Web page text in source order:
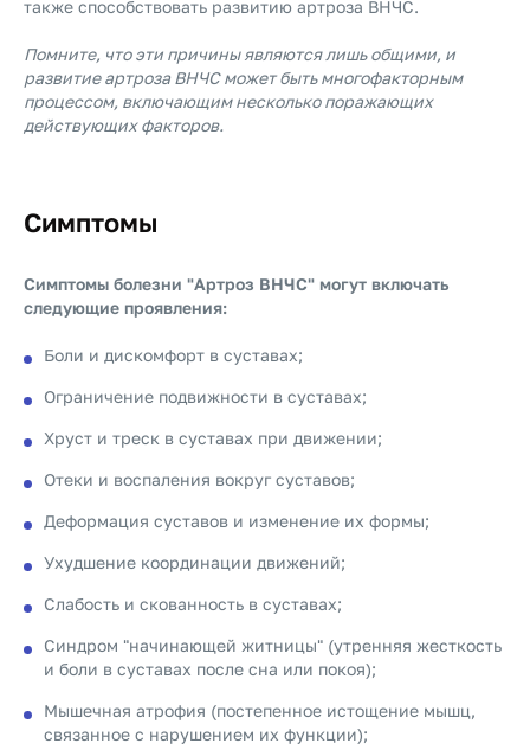
также способствовать развитию артроза ВНЧС.
Помните, что эти причины являются лишь общими, и
развитие артроза ВНЧС может быть многофакторным
процессом, включающим несколько поражающих
действующих факторов.
Симптомы
Симптомы болезни "Артроз ВНЧС" могут включать
следующие проявления:
Боли и дискомфорт в суставах;
Ограничение подвижности в суставах;
Хруст и треск в суставах при движении;
Отеки и воспаления вокруг суставов;
Деформация суставов и изменение их формы;
Ухудшение координации движений;
Слабость и скованность в суставах;
Синдром "начинающей житницы" (утренняя жесткость
и боли в суставах после сна или покоя);
Мышечная атрофия (постепенное истощение мышц,
связанное с нарушением их функции);